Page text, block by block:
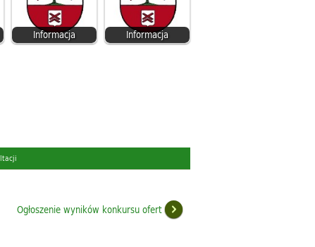
Informacja Informacja
Ogłoszenie wyników konkursu ofert